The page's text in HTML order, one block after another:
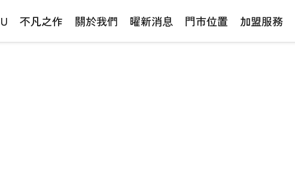
不凡之作 關於我們 曜新消息 門市位置 加盟服務